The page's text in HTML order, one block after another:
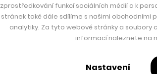
zprostředkování funkcí sociálních médií a k
stránek také dále sdílíme s našimi obchodními
analytiky. Za tyto webové stránky a soubory
informací naleznete na
Nastavení